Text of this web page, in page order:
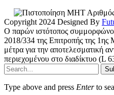
Copyright 2024 Designed By
Ο παρών ιστότοπος
2018/334 της Επιτροπής της 1ης
μέτρα για την αποτελεσματική
περιεχομένου στο διαδίκτυο (L
Type above and press Enterto